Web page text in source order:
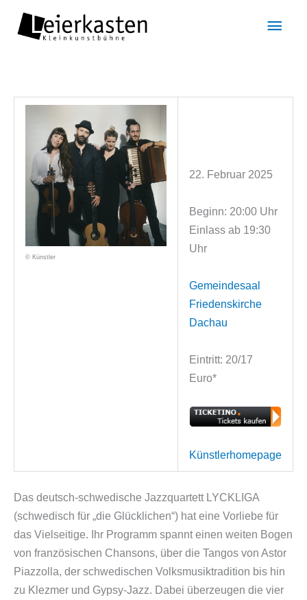
Inhalt
© Künstler
22. Februar 2025
Beginn: 20:00 Uhr
Einlass ab 19:30
Uhr
Gemeindesaal
Friedenskirche
Dachau
Eintritt: 20/17
Euro*
Künstlerhomepage
Das deutsch-schwedische Jazzquartett LYCKLIGA
(schwedisch für „die Glücklichen“) hat eine Vorliebe für
das Vielseitige. Ihr Programm spannt einen weiten Bogen
von französischen Chansons, über die Tangos von Astor
Piazzolla, der schwedischen Volksmusiktradition bis hin
zu Klezmer und Gypsy-Jazz. Dabei überzeugen die vier